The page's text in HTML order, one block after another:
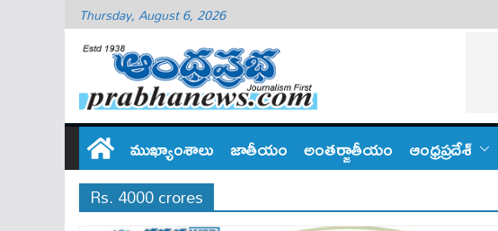
Thursday, August 6, 2026
ముఖ్యాంశాలు జాతీయం అంతర్జాతీయం ఆంధ్ర‌ప్ర‌దేశ్
Rs. 4000 crores